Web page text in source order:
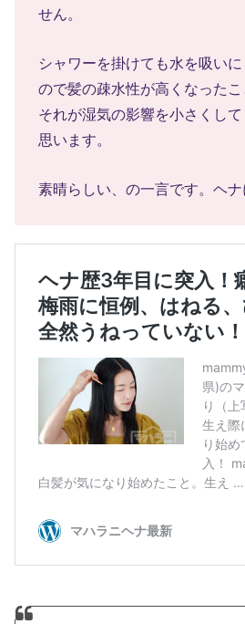
せん。
シャワーを掛けても水を吸い
ので髪の疎水性が高くなったこ
それが湿気の影響を小さくし
思います。
素晴らしい、の一言です。ヘナ